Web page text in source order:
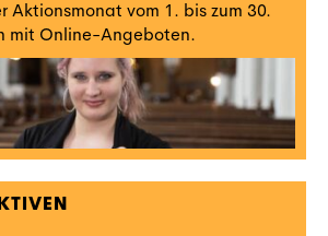
Aktionsmonat vom 1. bis zum 30.
mit Online-Angeboten.